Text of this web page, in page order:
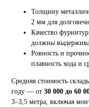
Толщину
2 мм для
Качество
должны
Ровность и
плавность хода и
Средняя стоимость
году — от 30 000 до 60
3–3,5 метра, включая